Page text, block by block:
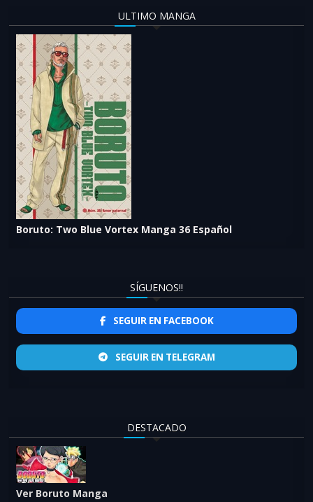
ULTIMO MANGA
Boruto: Two Blue Vortex Manga 36 Español
SÍGUENOS!!
SEGUIR EN FACEBOOK
SEGUIR EN TELEGRAM
DESTACADO
Ver Boruto Manga